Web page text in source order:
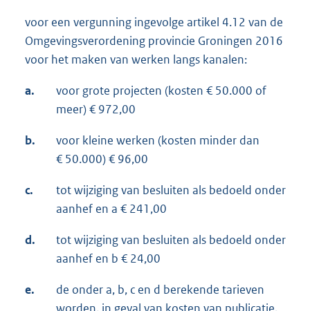
voor een vergunning ingevolge artikel 4.12 van de
Omgevingsverordening provincie Groningen 2016
voor het maken van werken langs kanalen:
a.
voor grote projecten (kosten € 50.000 of
meer) € 972,00
b.
voor kleine werken (kosten minder dan
€ 50.000) € 96,00
c.
tot wijziging van besluiten als bedoeld onder
aanhef en a € 241,00
d.
tot wijziging van besluiten als bedoeld onder
aanhef en b € 24,00
e.
de onder a, b, c en d berekende tarieven